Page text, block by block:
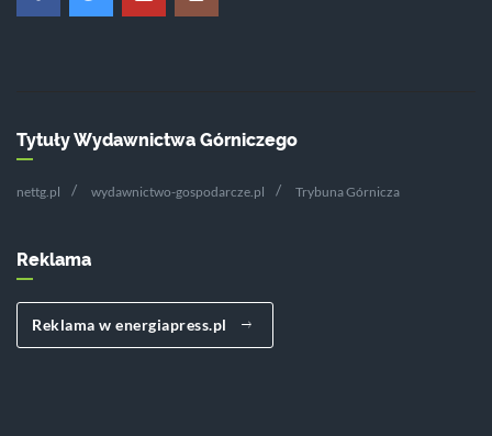
Tytuły Wydawnictwa Górniczego
nettg.pl wydawnictwo-gospodarcze.pl Trybuna Górnicza
Reklama
Reklama w energiapress.pl